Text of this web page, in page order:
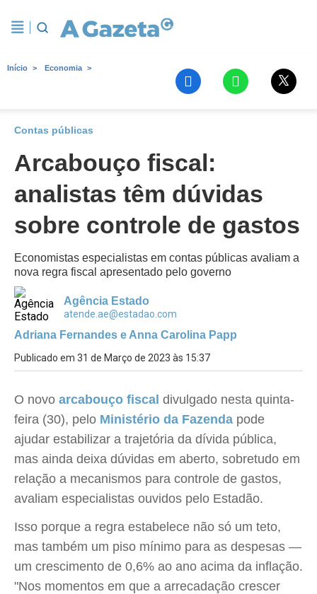
Início Economia
Contas públicas
Arcabouço fiscal:
analistas têm dúvidas
sobre controle de gastos
Economistas especialistas em contas públicas avaliam a
nova regra fiscal apresentado pelo governo
Agência Estado
atende.ae@estadao.com
Adriana Fernandes e Anna Carolina Papp
Publicado em 31 de Março de 2023 às 15:37
O novo arcabouço fiscal divulgado nesta quinta-
feira (30), pelo Ministério da Fazenda pode
ajudar estabilizar a trajetória da dívida pública,
mas ainda deixa dúvidas em aberto, sobretudo em
relação a mecanismos para controle de gastos,
avaliam especialistas ouvidos pelo Estadão.
Isso porque a regra estabelece não só um teto,
mas também um piso mínimo para as despesas —
um crescimento de 0,6% ao ano acima da inflação.
"Nos momentos em que a arrecadação crescer